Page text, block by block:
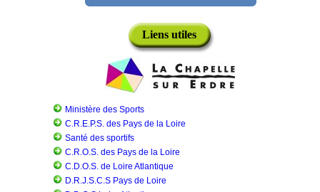
Liens utiles
Ministère des Sports
C.R.E.P.S. des Pays de la Loire
Santé des sportifs
C.R.O.S. des Pays de la Loire
C.D.O.S. de Loire Atlantique
D.R.J.S.C.S Pays de Loire